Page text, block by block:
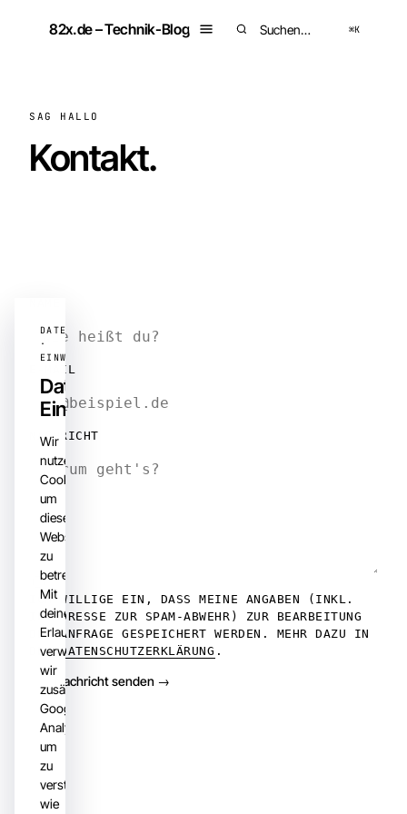
82x.de – Technik-Blog
Suchen
⌘K
SAG HALLO
Kontakt.
E-MAIL
NACHRICHT
ICH WILLIGE EIN, DASS MEINE ANGABEN (INKL.
IP-ADRESSE ZUR SPAM-ABWEHR) ZUR BEARBEITUNG
DER ANFRAGE GESPEICHERT WERDEN. MEHR DAZU IN
DERDATENSCHUTZERKLÄRUNG .
Nachricht senden →
Datenschutz-
Einstellungen
Wir
nutzen
Cookies,
um
diese
Website
zu
betreiben.
Mit
deiner
Erlaubnis
verwenden
wir
zusätzlich
Google
Analytics,
um
zu
verstehen,
wie